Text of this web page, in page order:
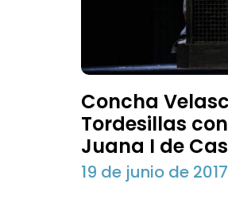
Concha
Tordesillas
Juana I de
19 de junio de 2017